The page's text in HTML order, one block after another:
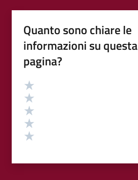
Quanto sono chiare le
informazioni su questa
pagina?
Valutazione